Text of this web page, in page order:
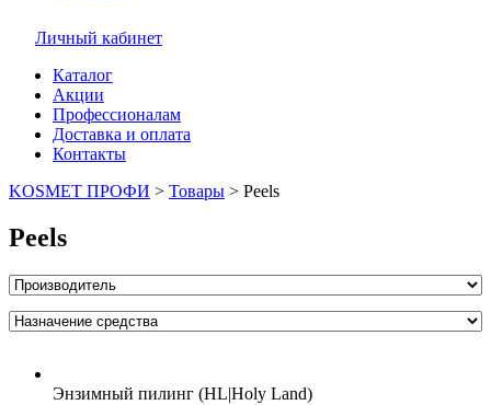
Личный кабинет
Каталог
Акции
Профессионалам
Доставка и оплата
Контакты
KOSMET ПРОФИ > Товары > Peels
Peels
Энзимный пилинг (HL|Holy Land)